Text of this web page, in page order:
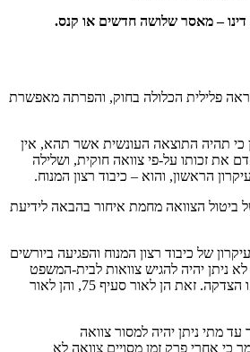
– מאסר שלושה חדשים או קנס.
הינה הוראה פלילית הכלולה בחוק, והפרתה מאפשרת
כי תהיה התוצאה העונשית אשר תהא, אין
את זכותו על-פי צוואה חוקית, ושלילה
הראשון, והוא – כיבוד רצון המנוח.
ביטול הצוואה מחמת איחור בהבאה לידיעת
של כיבוד רצון המנוח והפגיעה ביורשים
ניתן יהיה להגיש צוואות לבית-המשפט
באיחור רב ללא כל הסבר או הצדקה. זאת הן לאור סעיף 75, והן לאור
מתי ניתן יהיה למסור צוואה
כי אחרי פרק זמן מסויים צוואה לא